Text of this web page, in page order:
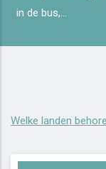
in de bus,...
Welke landen